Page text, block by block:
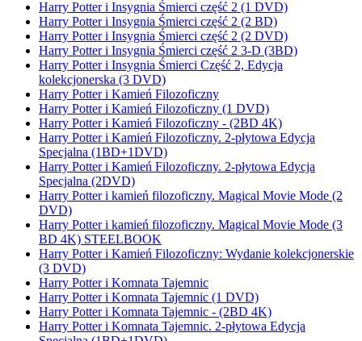
Harry Potter i Insygnia Śmierci część 2 (1 DVD)
Harry Potter i Insygnia Śmierci część 2 (2 BD)
Harry Potter i Insygnia Śmierci część 2 (2 DVD)
Harry Potter i Insygnia Śmierci część 2 3-D (3BD)
Harry Potter i Insygnia Śmierci Część 2, Edycja
kolekcjonerska (3 DVD)
Harry Potter i Kamień Filozoficzny
Harry Potter i Kamień Filozoficzny (1 DVD)
Harry Potter i Kamień Filozoficzny - (2BD 4K)
Harry Potter i Kamień Filozoficzny. 2-płytowa Edycja
Specjalna (1BD+1DVD)
Harry Potter i Kamień Filozoficzny. 2-płytowa Edycja
Specjalna (2DVD)
Harry Potter i kamień filozoficzny. Magical Movie Mode (2
DVD)
Harry Potter i kamień filozoficzny. Magical Movie Mode (3
BD 4K) STEELBOOK
Harry Potter i Kamień Filozoficzny: Wydanie kolekcjonerskie
(3 DVD)
Harry Potter i Komnata Tajemnic
Harry Potter i Komnata Tajemnic (1 DVD)
Harry Potter i Komnata Tajemnic - (2BD 4K)
Harry Potter i Komnata Tajemnic. 2-płytowa Edycja